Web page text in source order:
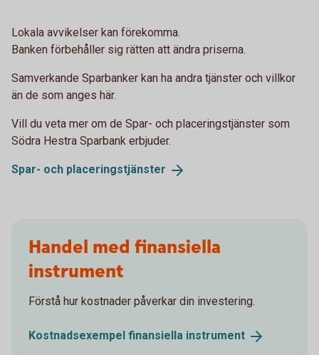
Lokala avvikelser kan förekomma.
Banken förbehåller sig rätten att ändra priserna.
Samverkande Sparbanker kan ha andra tjänster och villkor
än de som anges här.
Vill du veta mer om de Spar- och placeringstjänster som
Södra Hestra Sparbank erbjuder.
Spar- och placeringstjänster
Handel med finansiella
instrument
Förstå hur kostnader påverkar din investering.
Kostnadsexempel finansiella instrument